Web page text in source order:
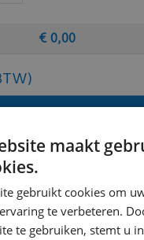
€ 0,00
ook
met de vakantie
telefonisch
maakt
gebruikt cookies om
te verbeteren.
te gebruiken, stemt u